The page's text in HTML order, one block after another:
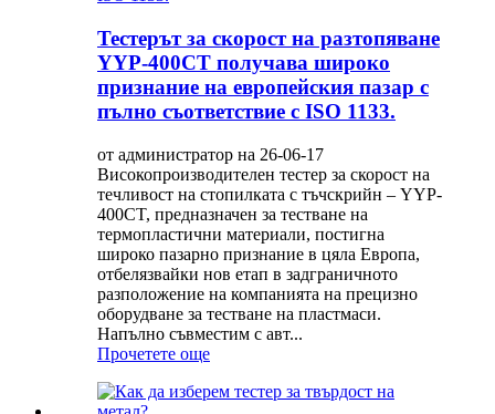
Тестерът за скорост на разтопяване
YYP-400CT получава широко
признание на европейския пазар с
пълно съответствие с ISO 1133.
от администратор на 26-06-17
Високопроизводителен тестер за скорост на
течливост на стопилката с тъчскрийн – YYP-
400CT, предназначен за тестване на
термопластични материали, постигна
широко пазарно признание в цяла Европа,
отбелязвайки нов етап в задграничното
разположение на компанията на прецизно
оборудване за тестване на пластмаси.
Напълно съвместим с авт...
Прочетете още